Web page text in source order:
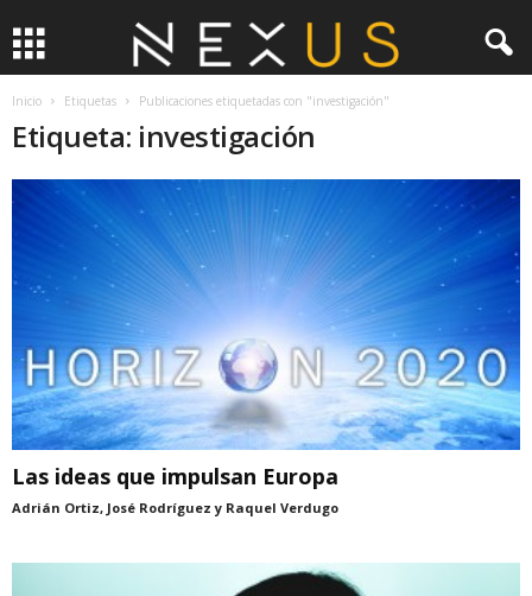
Inicio Etiquetas Publicaciones etiquetadas con "investigación"
Etiqueta: investigación
Las ideas que impulsan Europa
Adrián Ortiz, José Rodríguez y Raquel Verdugo